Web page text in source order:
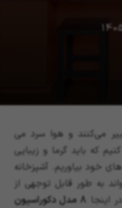
می‌کنند و هوا سرد می
که باید گرما و زیبایی
خود بیاوریم. آشپزخانه
به طور قابل توجهی از
اینجا
8 مدل دکوراسیون